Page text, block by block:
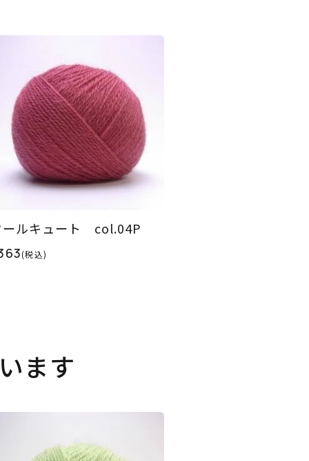
ールキュート col.04P
(税込)
ます